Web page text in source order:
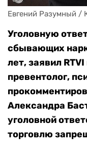
Евгений Разумный /
Уголовную
сбывающих
лет, заявил
превентолог,
Александра
уголовной
торговлю